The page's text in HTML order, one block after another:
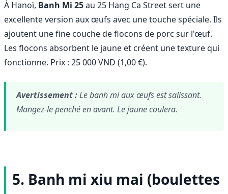
À Hanoï, Banh Mi 25au 25 Hang Ca Street sert une
excellente version aux œufs avec une touche spéciale. Ils
ajoutent une fine couche de flocons de porc sur l'œuf.
Les flocons absorbent le jaune et créent une texture qui
fonctionne. Prix : 25 000 VND (1,00 €).
Avertissement :Le banh mi aux œufs est salissant.
Mangez-le penché en avant. Le jaune coulera.
5. Banh mi xiu mai (boulettes